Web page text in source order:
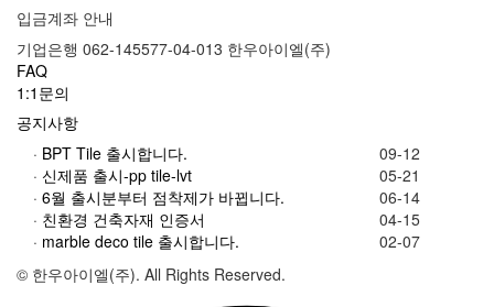
입금계좌 안내
기업은행 062-145577-04-013 한우아이엘(주)
FAQ
1:1문의
공지사항
· BPT Tile 출시합니다.
09-12
· 신제품 출시-pp tile-lvt
05-21
· 6월 출시분부터 점착제가 바뀝니다.
06-14
· 친환경 건축자재 인증서
04-15
· marble deco tile 출시합니다.
02-07
© 한우아이엘(주). All Rights Reserved.